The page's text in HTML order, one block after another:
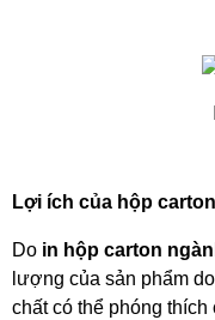
Lợi ích của hộp
Do in hộp carton
lượng của sản phẩm
chất có thể phóng